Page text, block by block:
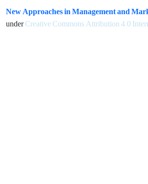
New Approaches in Management and
underCreative Commons Attribution 4.0